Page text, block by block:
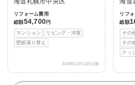
海道札幌市中央区
リフォーム費用
総額54,700円
マンション
リビング・洋室
壁紙張り替え
2020年12月11日公開
海道
リフ
総額
その
その
クッ